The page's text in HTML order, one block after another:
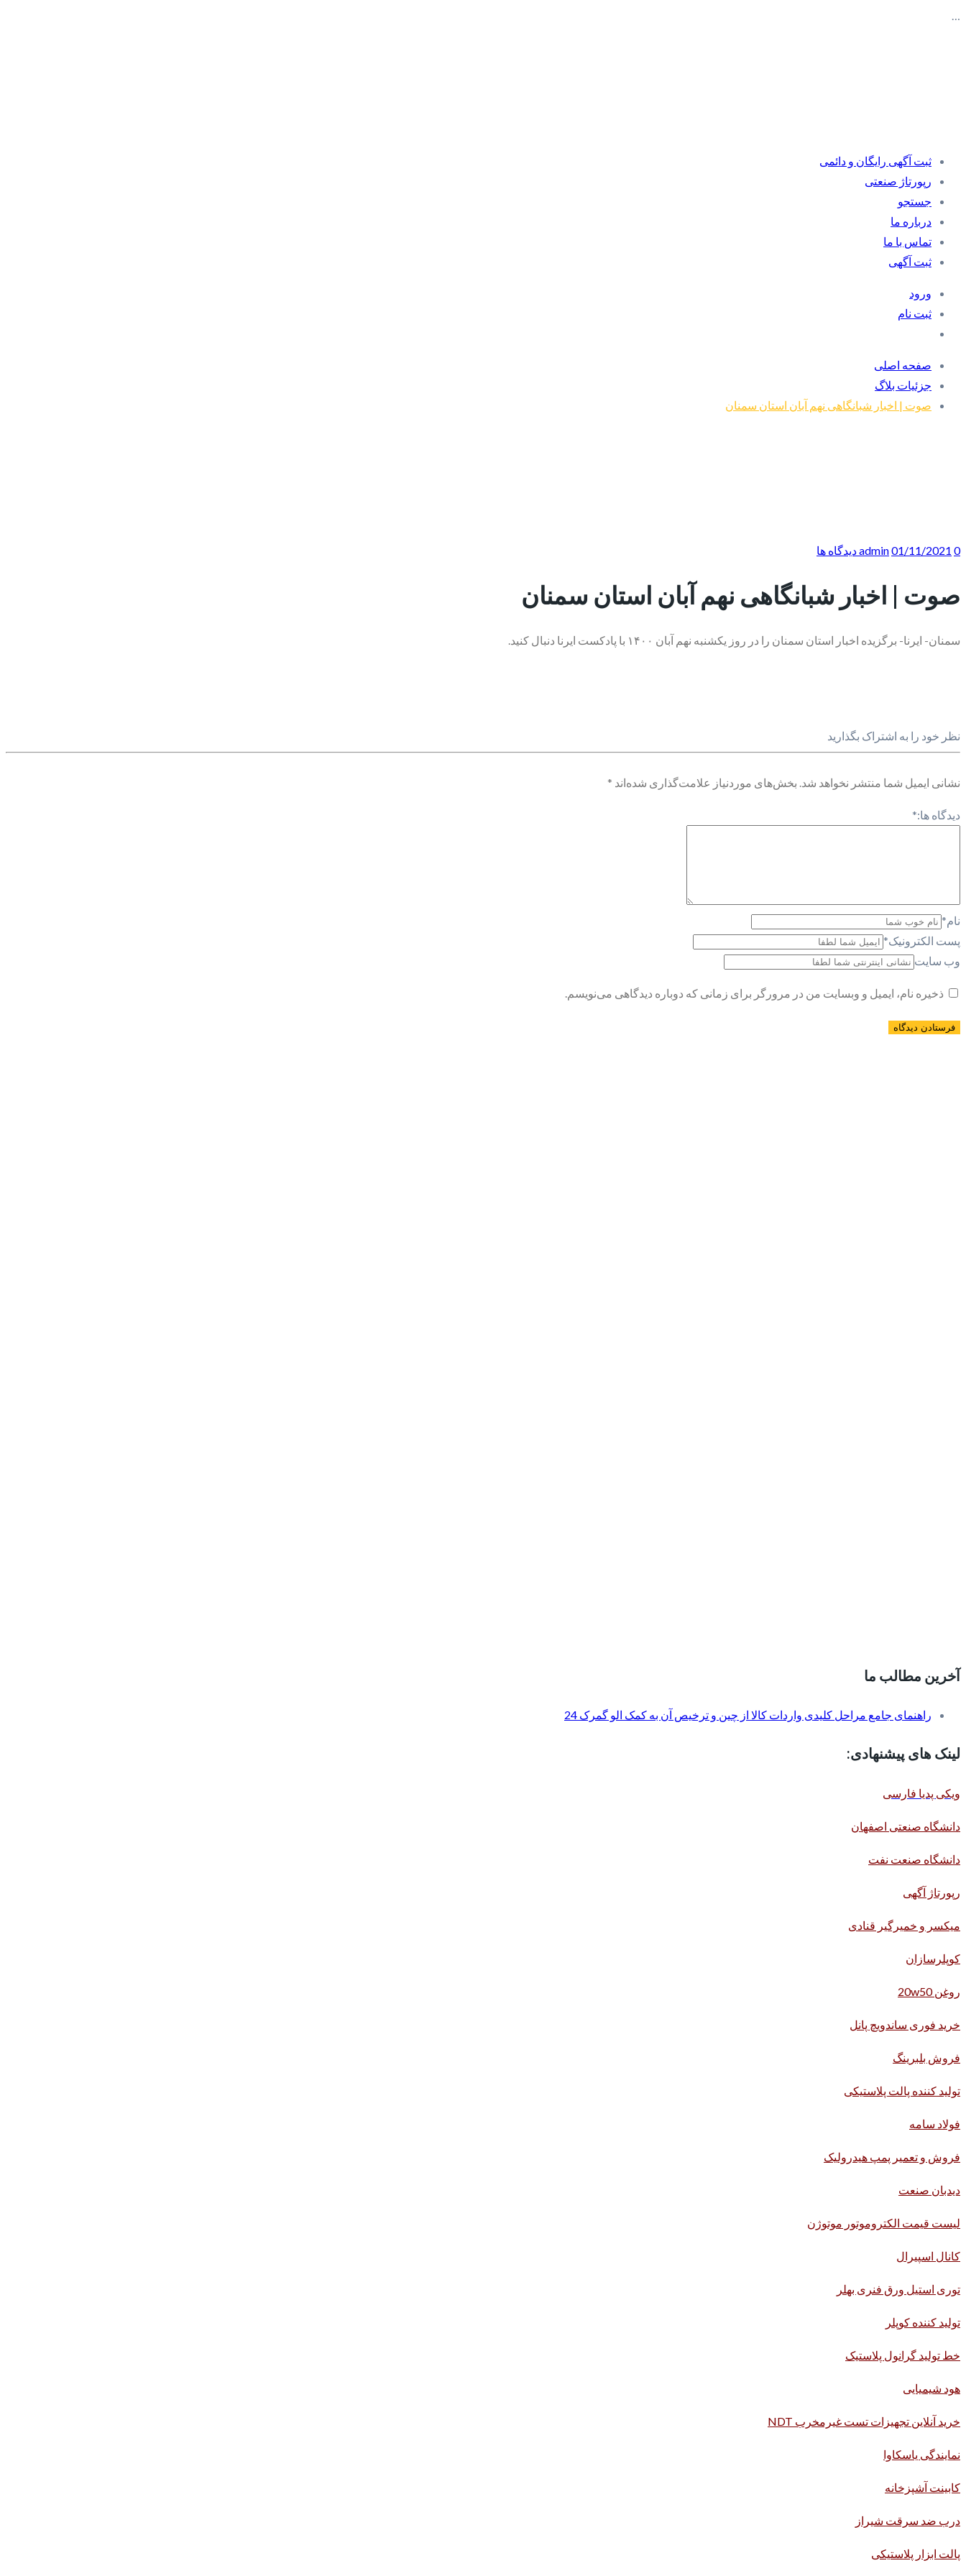
…
ثبت آگهی رایگان و دائمی
رپورتاژ صنعتی
جستجو
درباره ما
تماس با ما
ثبت آگهی
ورود
ثبت نام
صفحه اصلی
جزئیات بلاگ
صوت | اخبار شبانگاهی نهم آبان استان سمنان
admin01/11/2021 0 دیدگاه ها
صوت | اخبار شبانگاهی نهم آبان استان سمنان
سمنان- ایرنا- برگزیده اخبار استان سمنان را در روز یکشنبه نهم آبان ۱۴۰۰ با پادکست ایرنا دنبال کنید.
نظر خود را به اشتراک بگذارید
نشانی ایمیل شما منتشر نخواهد شد. بخش‌های موردنیاز علامت‌گذاری شده‌اند *
دیدگاه ها:*
نام*
پست الکترونیک*
وب سایت
ذخیره نام، ایمیل و وبسایت من در مرورگر برای زمانی که دوباره دیدگاهی می‌نویسم.
آخرین مطالب ما
راهنمای جامع مراحل کلیدی واردات کالا از چین و ترخیص آن به کمک الو گمرک 24
لینک های پیشنهادی:
ویکی پدیا فارسی
دانشگاه صنعتی اصفهان
دانشگاه صنعت نفت
رپورتاژ آگهی
میکسر و خمیرگیر قنادی
کوپلرسازان
روغن 20w50
خرید فوری ساندویچ پانل
فروش بلبرینگ
تولید کننده پالت پلاستیکی
فولاد سامه
فروش و تعمیر پمپ هیدرولیک
دیدبان صنعت
لیست قیمت الکتروموتور موتوژن
کانال اسپیرال
توری استیل ورق فنری بهلر
تولید کننده کوپلر
خط تولید گرانول پلاستیک
هود شیمیایی
خرید آنلاین تجهیزات تست غیرمخرب NDT
نمایندگی یاسکاوا
کابینت آشپزخانه
درب ضد سرقت شیراز
پالت ابزار پلاستیکی